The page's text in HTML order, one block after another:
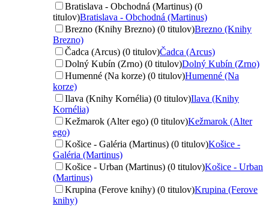
Bratislava - Obchodná (Martinus) (0
titulov)Bratislava - Obchodná (Martinus)
Brezno (Knihy Brezno) (0 titulov)Brezno (Knihy
Brezno)
Čadca (Arcus) (0 titulov)Čadca (Arcus)
Dolný Kubín (Zrno) (0 titulov)Dolný Kubín (Zrno)
Humenné (Na korze) (0 titulov)Humenné (Na
korze)
Ilava (Knihy Kornélia) (0 titulov)Ilava (Knihy
Kornélia)
Kežmarok (Alter ego) (0 titulov)Kežmarok (Alter
ego)
Košice - Galéria (Martinus) (0 titulov)Košice -
Galéria (Martinus)
Košice - Urban (Martinus) (0 titulov)Košice - Urban
(Martinus)
Krupina (Ferove knihy) (0 titulov)Krupina (Ferove
knihy)